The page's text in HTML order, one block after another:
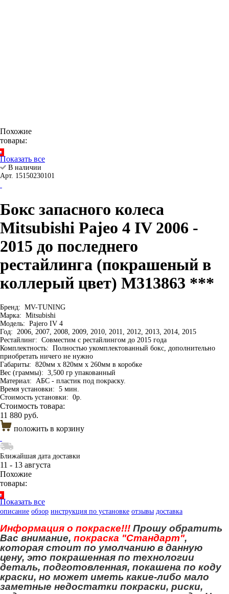
Похожие
товары:
Показать все
В наличии
Арт. 15150230101
Бокс запасного колеса
Mitsubishi Pajeo 4 IV 2006 -
2015 до последнего
рестайлинга (покрашеный в
коллерый цвет) M313863 ***
Бренд: MV-TUNING
Марка: Mitsubishi
Модель: Pajero IV 4
Год:
2006, 2007, 2008, 2009, 2010, 2011, 2012, 2013, 2014, 2015
Рестайлинг: Совместим с рестайлингом до 2015 года
Комплектность: Полностью укомплектованный бокс, дополнительно
приобретать ничего не нужно
Габариты: 820мм х 820мм х 260мм в коробке
Вес (граммы): 3,500 гр упакованный
Материал:
АБС - пластик под покраску.
Время установки: 5 мин.
Стоимость установки: 0р.
Стоимость товара:
11 880 руб.
положить в корзину
Ближайшая дата доставки
11 - 13 августа
Похожие
товары:
Показать все
описание обзор инструкция по установке отзывы доставка
Информация о покраске!!! Прошу обратить
Вас внимание, покраска "Стандарт",
которая стоит по умолчанию в данную
цену, это покрашенная по технологии
деталь, подготовленная, покашена по коду
краски, но может иметь какие-либо мало
заметные недостатки покраски, риски,